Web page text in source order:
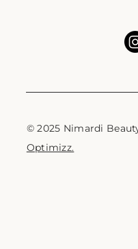
© 2025 Nimardi
Optimizz.